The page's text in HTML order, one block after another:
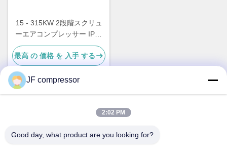
15 - 315KW 2段階スクリュ
ーエアコンプレッサー IP55
産業用回転スクリューコンプ
レッサー
最高 の 価格 を 入手 する
アドレス
JF compressor
2:02 PM
Good day, what product are you looking for?